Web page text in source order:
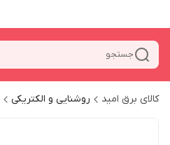
جستجو
کالای برق امید روشنایی و الکتریکی